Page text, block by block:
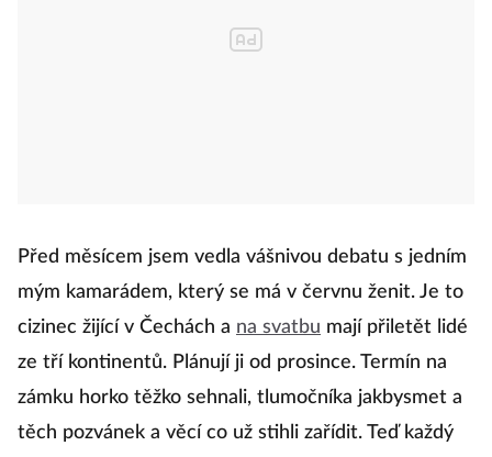
Před měsícem jsem vedla vášnivou debatu s jedním
mým kamarádem, který se má v červnu ženit. Je to
cizinec žijící v Čechách a na svatbu mají přiletět lidé
ze tří kontinentů. Plánují ji od prosince. Termín na
zámku horko těžko sehnali, tlumočníka jakbysmet a
těch pozvánek a věcí co už stihli zařídit. Teď každý